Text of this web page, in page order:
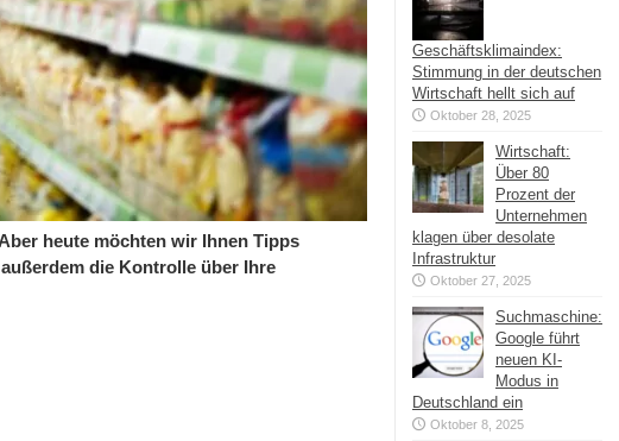
heute möchten wir Ihnen Tipps
die Kontrolle über Ihre
Geschäftsklimaindex:
Stimmung in der deutschen
Wirtschaft hellt sich auf
Oktober 28, 2025
Wirtschaft:
Über 80
Prozent der
Unternehmen
klagen über desolate
Infrastruktur
Oktober 27, 2025
Suchmaschine:
Google führt
neuen KI-
Modus in
Deutschland ein
Oktober 8, 2025